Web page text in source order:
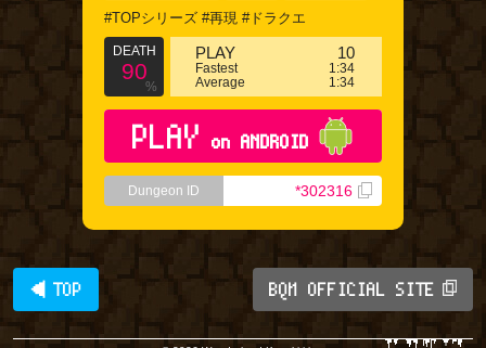
#TOPシリーズ #再現 #ドラクエ
DEATH
90
%
PLAY 10
Fastest
1:34
Average
1:34
PLAY on ANDROID
Dungeon ID *302316
◀ TOP BQM OFFICIAL SITE